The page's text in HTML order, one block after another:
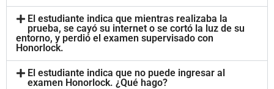
El estudiante indica que mientras realizaba la
prueba, se cayó su internet o se cortó la luz de su
entorno, y perdió el examen supervisado con
Honorlock.
El estudiante indica que no puede ingresar al
examen Honorlock. ¿Qué hago?